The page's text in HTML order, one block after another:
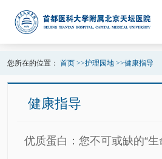
您所在的位置： 首页>>护理园地>>健康指导
健康指导
优质蛋白：您不可或缺的“生